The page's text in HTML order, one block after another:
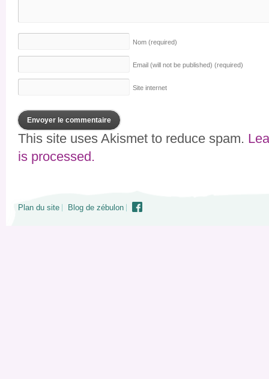
Nom (required)
Email (will not be published) (required)
Site internet
This site uses Akismet to reduce spam.
is processed.
Plan du site Blog de zébulon